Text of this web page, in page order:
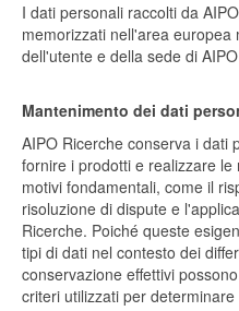
I dati personali raccolti da
memorizzati nell'area
dell'utente e della sede di
Mantenimento dei dati
AIPO Ricerche conserva i dati
fornire i prodotti e realizzare
motivi fondamentali, come il
risoluzione di dispute e
Ricerche. Poiché queste
tipi di dati nel contesto dei
conservazione effettivi
criteri utilizzati per